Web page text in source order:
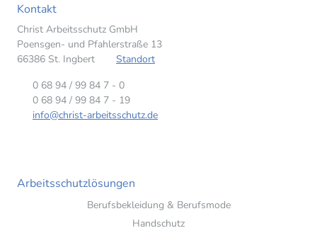
Kontakt
Christ Arbeitsschutz GmbH
Poensgen- und Pfahlerstraße 13
66386 St. Ingbert
Standort
0 68 94 / 99 84 7 - 0
0 68 94 / 99 84 7 - 19
info@christ-arbeitsschutz.de
Arbeitsschutzlösungen
Berufsbekleidung & Berufsmode
Handschutz